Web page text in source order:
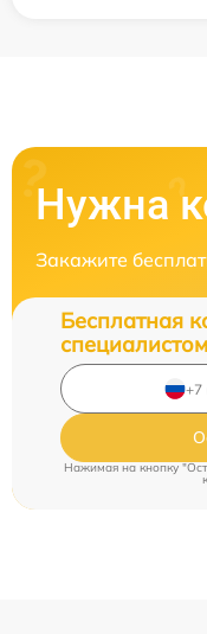
Нужна
Закажите
Бесплатная
специалистом
Нажимая на кнопку